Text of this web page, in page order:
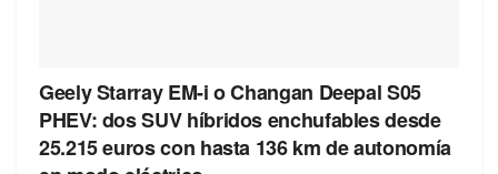
Geely Starray EM-i o Changan Deepal S05
PHEV: dos SUV híbridos enchufables desde
25.215 euros con hasta 136 km de autonomía